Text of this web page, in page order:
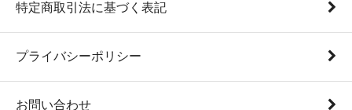
特定商取引法に基づく表記
プライバシーポリシー
お問い合わせ